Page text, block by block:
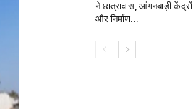
ने छात्रावास, आंगनबाड़ी केंद्रों
और निर्माण...